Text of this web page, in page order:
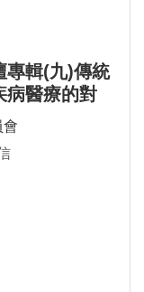
專輯(九)傳統
病醫療的對
會